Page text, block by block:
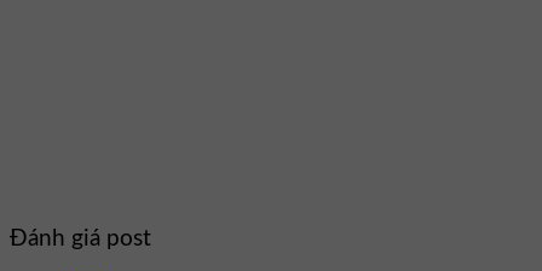
Đánh giá post